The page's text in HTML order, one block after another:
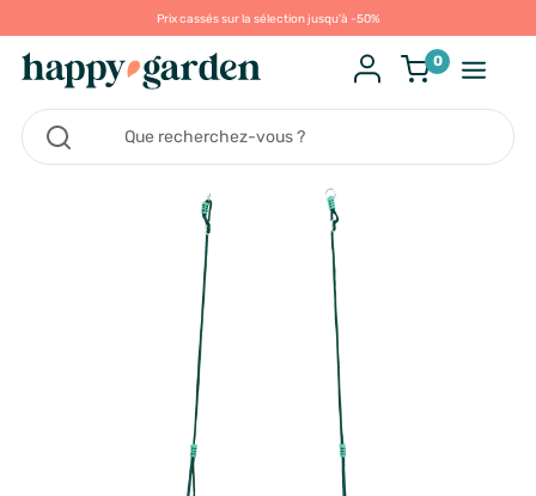
Prix cassés sur la sélection jusqu'à -50%
0